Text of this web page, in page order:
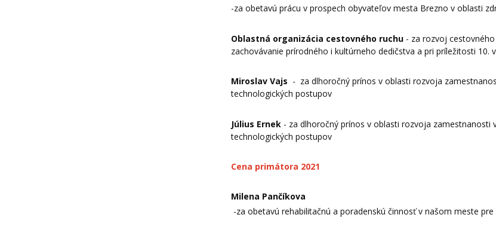
-za obetavú prácu v prospech obyvateľov mesta Brezno v oblasti
Oblastná organizácia cestovného ruchu - za rozvoj
zachovávanie prírodného i kultúrneho dedičstva a pri príležitosti 10.
Miroslav Vajs - za dlhoročný prínos v oblasti rozvoja
technologických postupov
Július Ernek - za dlhoročný prínos v oblasti rozvoja
technologických postupov
Cena primátora 2021
Milena Pančíkova
-za obetavú rehabilitačnú a poradenskú činnosť v našom meste